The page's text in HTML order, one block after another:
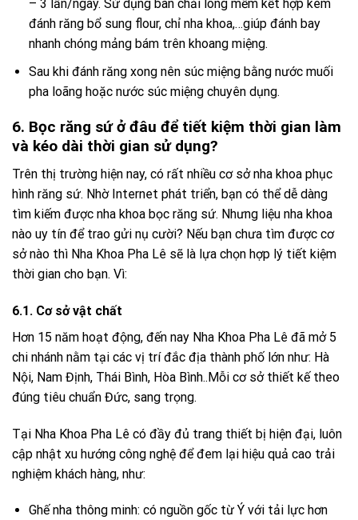
– 3 lần/ngày. Sử dụng bàn chải lông mềm kết hợp kem
đánh răng bổ sung flour, chỉ nha khoa,…giúp đánh bay
nhanh chóng mảng bám trên khoang miệng.
Sau khi đánh răng xong nên súc miệng bằng nước muối
pha loãng hoặc nước súc miệng chuyên dụng.
6. Bọc răng sứ ở đâu để tiết kiệm thời gian làm
và kéo dài thời gian sử dụng?
Trên thị trường hiện nay, có rất nhiều cơ sở nha khoa phục
hình răng sứ. Nhờ Internet phát triển, bạn có thể dễ dàng
tìm kiếm được nha khoa bọc răng sứ. Nhưng liệu nha khoa
nào uy tín để trao gửi nụ cười? Nếu bạn chưa tìm được cơ
sở nào thì Nha Khoa Pha Lê sẽ là lựa chọn hợp lý tiết kiệm
thời gian cho bạn. Vì:
6.1. Cơ sở vật chất
Hơn 15 năm hoạt động, đến nay Nha Khoa Pha Lê đã mở 5
chi nhánh nằm tại các vị trí đắc địa thành phố lớn như: Hà
Nội, Nam Định, Thái Bình, Hòa Bình..Mỗi cơ sở thiết kế theo
đúng tiêu chuẩn Đức, sang trọng.
Tại Nha Khoa Pha Lê có đầy đủ trang thiết bị hiện đại, luôn
cập nhật xu hướng công nghệ để đem lại hiệu quả cao trải
nghiệm khách hàng, như:
Ghế nha thông minh: có nguồn gốc từ Ý với tải lực hơn